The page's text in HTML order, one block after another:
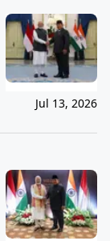
Jul 13, 2026